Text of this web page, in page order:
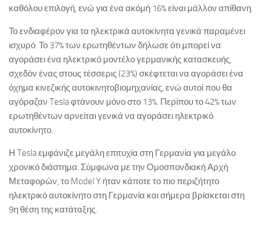
καθόλου επιλογή, ενώ για ένα ακόμή 16% είναι μάλλον απίθανη.
Το ενδιαφέρον για τα ηλεκτρικά αυτοκίνητα γενικά παραμένει
ισχυρό. Το 37% των ερωτηθέντων δήλωσε ότι μπορεί να
αγοράσει ένα ηλεκτρικό μοντέλο γερμανικής κατασκευής,
σχεδόν ένας στους τέσσερις (23%) σκέφτεται να αγοράσει ένα
όχημα κινεζικής αυτοκινητοβιομηχανίας, ενώ αυτοί που θα
αγόραζαν Tesla φτάνουν μόνο στο 13%. Περίπου το 42% των
ερωτηθέντων αρνείται γενικά να αγοράσει ηλεκτρικό
αυτοκίνητο.
Η Tesla εμφάνιζε μεγάλη επιτυχία στη Γερμανία για μεγάλο
χρονικό διάστημα. Σύμφωνα με την Ομοσπονδιακή Αρχή
Μεταφορών, το Model Y ήταν κάποτε το πιο περιζήτητο
ηλεκτρικό αυτοκίνητο στη Γερμανία και σήμερα βρίσκεται στη
9η θέση της κατάταξης.